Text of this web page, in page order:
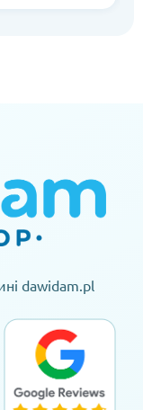
dawidam.pl